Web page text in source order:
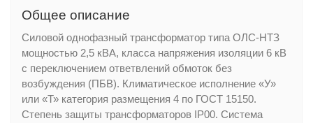
Общее описание
Cиловой однофазный трансформатор типа ОЛС-НТЗ
мощностью 2,5 кВА, класса напряжения изоляции 6 кВ
с переключением ответвлений обмоток без
возбуждения (ПБВ). Климатическое исполнение «У»
или «Т» категория размещения 4 по ГОСТ 15150.
Степень защиты трансформаторов IP00. Система